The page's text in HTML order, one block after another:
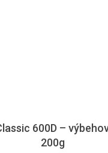
600D –
200g